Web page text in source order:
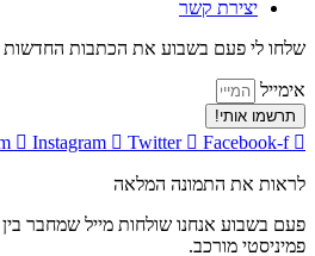
יצירת קשר
שלחו לי פעם בשבוע את הכתבות החדשות
אימייל
תרשמו אותי!
Instagram Twitter Facebook-f
לראות את התמונה המלאה
פעם בשבוע אנחנו שולחות מייל שמחבר בין
פמיניסטי מורכב.